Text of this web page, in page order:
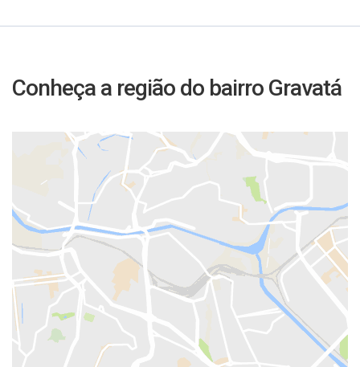
Conheça a região do bairro Gravatá